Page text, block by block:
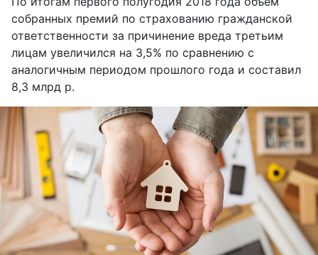
собранных премий по страхованию гражданской
ответственности за причинение вреда третьим
лицам увеличился на 3,5% по сравнению с
аналогичным периодом прошлого года и составил
8,3 млрд р.